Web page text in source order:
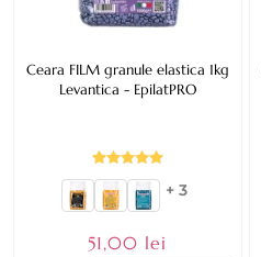
Ceara FILM granule elastica 1kg
Levantica - EpilatPRO
+ 3
51,00 lei